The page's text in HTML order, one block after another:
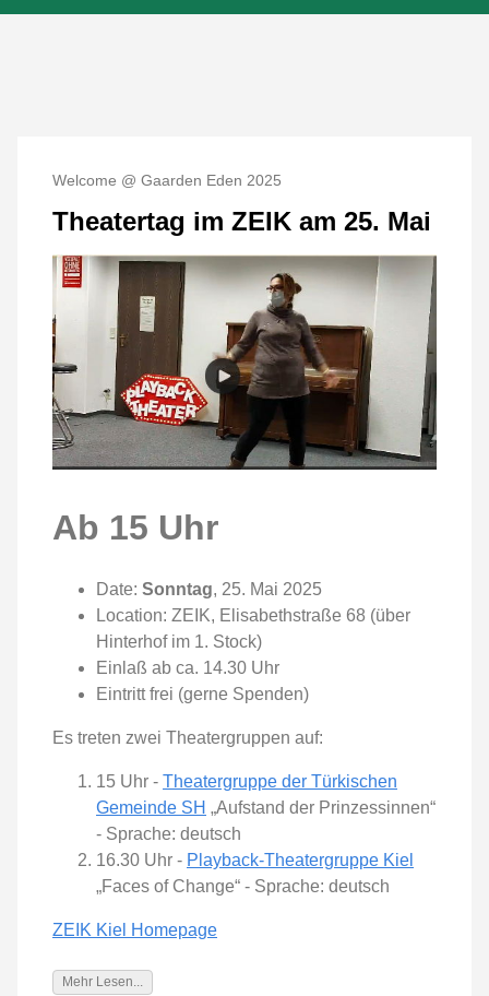
Welcome @ Gaarden Eden 2025
Theatertag im ZEIK am 25. Mai
Ab 15 Uhr
Date: Sonntag, 25. Mai 2025
Location: ZEIK, Elisabethstraße 68 (über
Hinterhof im 1. Stock)
Einlaß ab ca. 14.30 Uhr
Eintritt frei (gerne Spenden)
Es treten zwei Theatergruppen auf:
15 Uhr - Theatergruppe der Türkischen
Gemeinde SH „Aufstand der Prinzessinnen“
- Sprache: deutsch
16.30 Uhr - Playback-Theatergruppe Kiel
„Faces of Change“ - Sprache: deutsch
ZEIK Kiel Homepage
Mehr Lesen...